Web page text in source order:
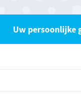
Uw persoonlijke